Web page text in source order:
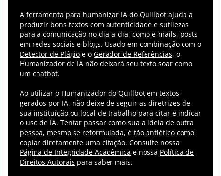
A ferramenta para humanizar IA do Quillbot ajuda a
produzir bons textos com autenticidade e sutilezas
para a comunicação no dia-a-dia, como e-mails, posts
em redes sociais e blogs. Usado em combinação com o
Detector de Plágio e o Gerador de Referências, o
Humanizador de IA não deixará seu texto soar como
um chatbot.
Ao utilizar o Humanizador do Quillbot em textos
gerados por IA, não deixe de seguir as diretrizes de
sua instituição ou local de trabalho para citar e indicar
o uso de IA. Tentar passar como sua a ideia de outra
pessoa, mesmo se reformulada, é tão antiético como
copiar diretamente uma citação. Consulte nossa
Página de Integridade Acadêmica e nossa Política de
Direitos Autorais para saber mais.